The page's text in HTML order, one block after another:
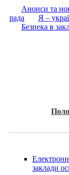
Анонси та
рада
Я –
Безпека в
заклади